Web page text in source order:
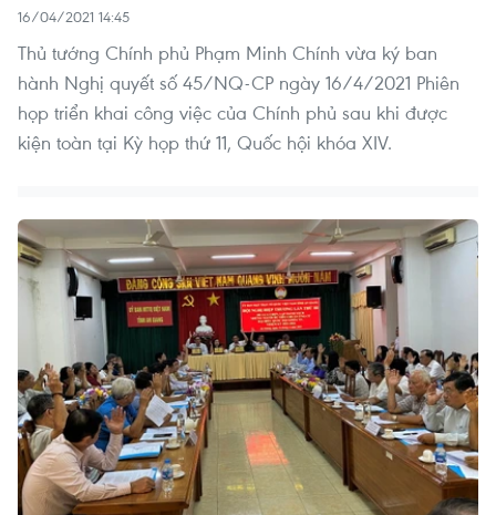
16/04/2021 14:45
Thủ tướng Chính phủ Phạm Minh Chính vừa ký ban
hành Nghị quyết số 45/NQ-CP ngày 16/4/2021 Phiên
họp triển khai công việc của Chính phủ sau khi được
kiện toàn tại Kỳ họp thứ 11, Quốc hội khóa XIV.